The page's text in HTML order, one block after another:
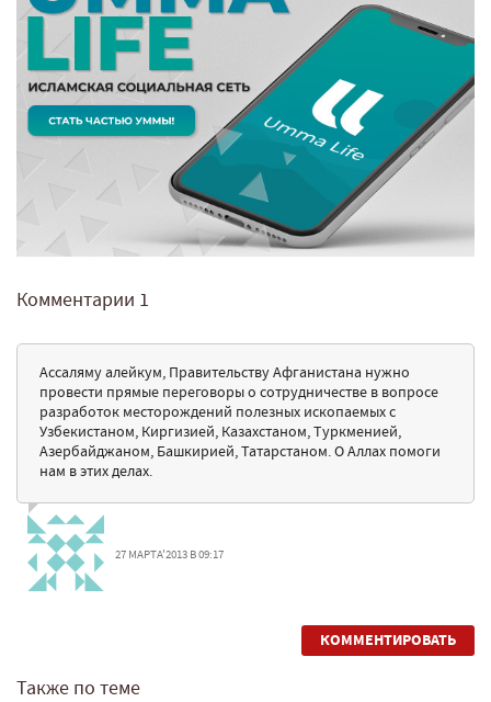
Комментарии 1
Ассаляму алейкум, Правительству Афганистана нужно
провести прямые переговоры о сотрудничестве в вопросе
разработок месторождений полезных ископаемых с
Узбекистаном, Киргизией, Казахстаном, Туркменией,
Азербайджаном, Башкирией, Татарстаном. О Аллах помоги
нам в этих делах.
27 МАРТА'2013 В 09:17
КОММЕНТИРОВАТЬ
Также по теме